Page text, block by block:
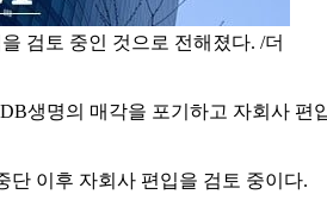
검토 중인 것으로 전해졌다. /더
생명의 매각을 포기하고 자회사
단 이후 자회사 편입을 검토 중이다.